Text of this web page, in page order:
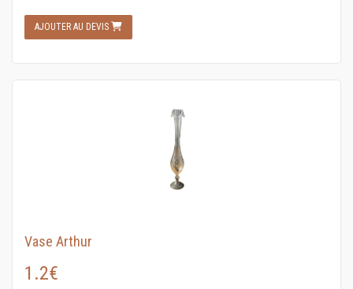
AJOUTER AU DEVIS
Vase Arthur
1.2€